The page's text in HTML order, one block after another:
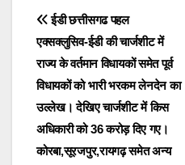
Post
navigation
ईडी छत्तीसगढ पहल
एक्सक्लुसिव-ईडी की चार्जशीट में
राज्य के वर्तमान विधायकों समेत पूर्व
विधायकों को भारी भरकम लेनदेन का
उल्लेख। देखिए चार्जशीट में किस
अधिकारी को 36 करोड़ दिए गए।
कोरबा,सूरजपुर,रायगढ़ समेत अन्य